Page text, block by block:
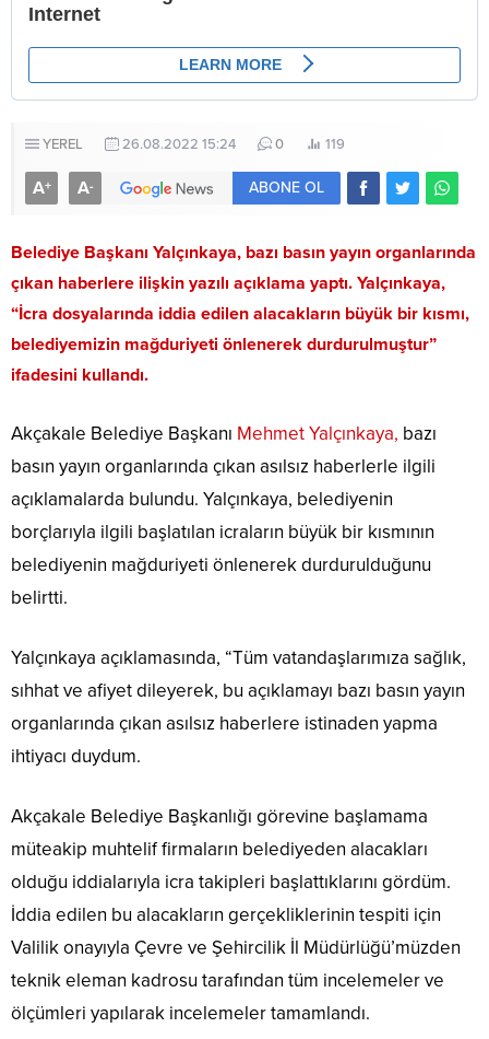
YEREL 26.08.2022 15:24 0 119
A+ A- ABONE OL
Belediye Başkanı Yalçınkaya, bazı basın yayın organlarında
çıkan haberlere ilişkin yazılı açıklama yaptı. Yalçınkaya,
“İcra dosyalarında iddia edilen alacakların büyük bir kısmı,
belediyemizin mağduriyeti önlenerek durdurulmuştur”
ifadesini kullandı.
Akçakale Belediye Başkanı MehmetYalçınkaya, bazı
basın yayın organlarında çıkan asılsız haberlerle ilgili
açıklamalarda bulundu. Yalçınkaya, belediyenin
borçlarıyla ilgili başlatılan icraların büyük bir kısmının
belediyenin mağduriyeti önlenerek durdurulduğunu
belirtti.
Yalçınkaya açıklamasında, “Tüm vatandaşlarımıza sağlık,
sıhhat ve afiyet dileyerek, bu açıklamayı bazı basın yayın
organlarında çıkan asılsız haberlere istinaden yapma
ihtiyacı duydum.
Akçakale Belediye Başkanlığı görevine başlamama
müteakip muhtelif firmaların belediyeden alacakları
olduğu iddialarıyla icra takipleri başlattıklarını gördüm.
İddia edilen bu alacakların gerçekliklerinin tespiti için
Valilik onayıyla Çevre ve Şehircilik İl Müdürlüğü’müzden
teknik eleman kadrosu tarafından tüm incelemeler ve
ölçümleri yapılarak incelemeler tamamlandı.